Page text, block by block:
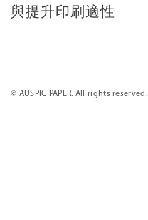
與提升印刷適性
© AUSPIC PAPER. All rights reserved.